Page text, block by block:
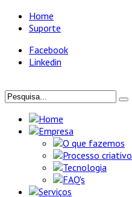
Home
Suporte
Facebook
Linkedin
Home
Empresa
O que fazemos
Processo criativo
Tecnologia
FAQ's
Serviços